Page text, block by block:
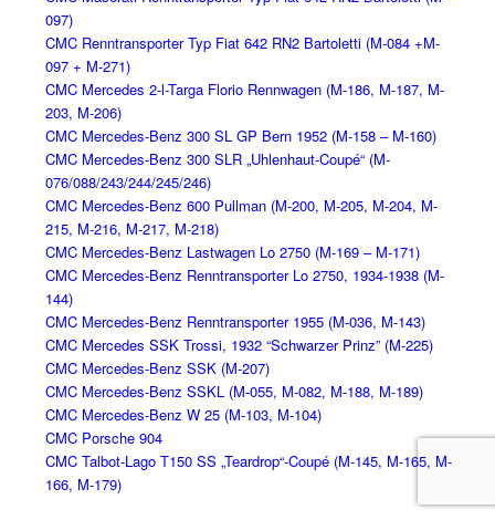
097)
CMC Renntransporter Typ Fiat 642 RN2 Bartoletti (M-084 +M-
097 + M-271)
CMC Mercedes 2-l-Targa Florio Rennwagen (M-186, M-187, M-
203, M-206)
CMC Mercedes-Benz 300 SL GP Bern 1952 (M-158 – M-160)
CMC Mercedes-Benz 300 SLR „Uhlenhaut-Coupé“ (M-
076/088/243/244/245/246)
CMC Mercedes-Benz 600 Pullman (M-200, M-205, M-204, M-
215, M-216, M-217, M-218)
CMC Mercedes-Benz Lastwagen Lo 2750 (M-169 – M-171)
CMC Mercedes-Benz Renntransporter Lo 2750, 1934-1938 (M-
144)
CMC Mercedes-Benz Renntransporter 1955 (M-036, M-143)
CMC Mercedes SSK Trossi, 1932 “Schwarzer Prinz” (M-225)
CMC Mercedes-Benz SSK (M-207)
CMC Mercedes-Benz SSKL (M-055, M-082, M-188, M-189)
CMC Mercedes-Benz W 25 (M-103, M-104)
CMC Porsche 904
CMC Talbot-Lago T150 SS „Teardrop“-Coupé (M-145, M-165, M-
166, M-179)